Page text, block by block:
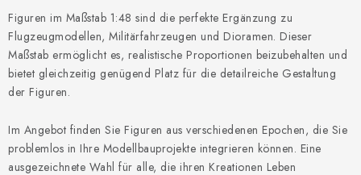
WARHAMMER
ASK PRODUKTE
NEUHEITEN
PLASTIKMODELLE
Figuren im Maßstab 1:48 sind die perfekte Ergänzung zu
Flugzeugmodellen, Militärfahrzeugen und Dioramen. Dieser
Maßstab ermöglicht es, realistische Proportionen beizubehalten und
bietet gleichzeitig genügend Platz für die detailreiche Gestaltung
der Figuren.
Im Angebot finden Sie Figuren aus verschiedenen Epochen, die Sie
problemlos in Ihre Modellbauprojekte integrieren können. Eine
ausgezeichnete Wahl für alle, die ihren Kreationen Leben